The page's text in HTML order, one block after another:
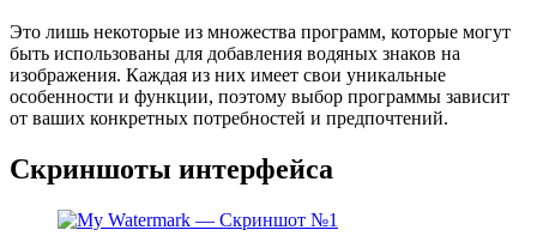
Это лишь некоторые из множества программ, которые могут
быть использованы для добавления водяных знаков на
изображения. Каждая из них имеет свои уникальные
особенности и функции, поэтому выбор программы зависит
от ваших конкретных потребностей и предпочтений.
Скриншоты интерфейса